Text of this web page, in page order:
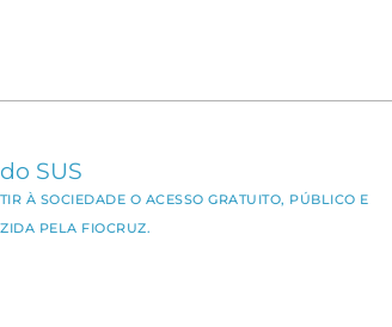
SUS
À SOCIEDADE O ACESSO GRATUITO, PÚBLICO E
PELA FIOCRUZ.